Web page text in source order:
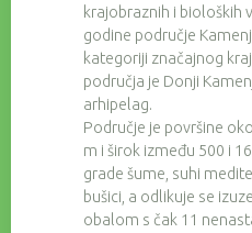
krajobraznih i bioloških
godine područje
kategoriji značajnog
područja je Donji
arhipelag.
Područje je površine
m i širok između 500 i
grade šume, suhi
bušici, a odlikuje se
obalom s čak 11